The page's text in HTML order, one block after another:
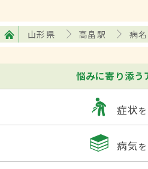
山形県 高畠駅 病
悩みに寄り添う
症状
病気